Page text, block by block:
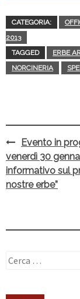
CATEGORIA:
2013
TAGGED
ERBE
NORCINERIA
Post
navigation
Evento in
venerdì 30
informativo sul
nostre erbe”
Ricerca